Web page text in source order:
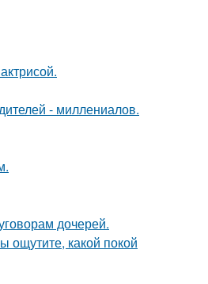
- миллениалов.
дочерей.
ощутите, какой покой